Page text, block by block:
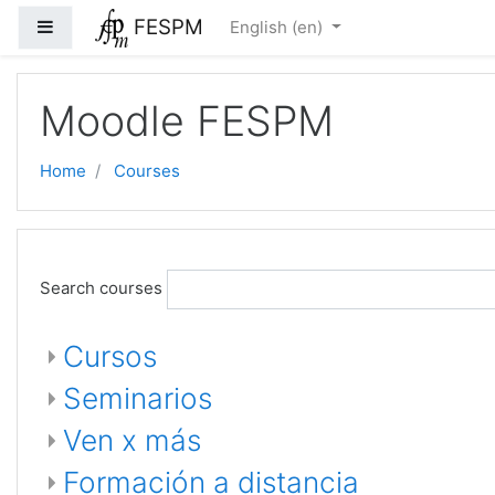
Skip to main content
Side panelFESPM English ‎(en)‎
Moodle FESPM
Home Courses
Search courses
Cursos
Seminarios
Ven x más
Formación a distancia